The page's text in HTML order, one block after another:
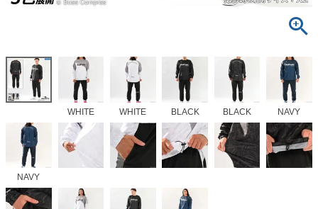
WHITE WHITE BLACK BLACK NAVY
NAVY